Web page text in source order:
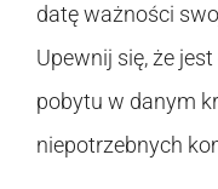
datę ważności
Upewnij się, że
pobytu w danym
niepotrzebnych